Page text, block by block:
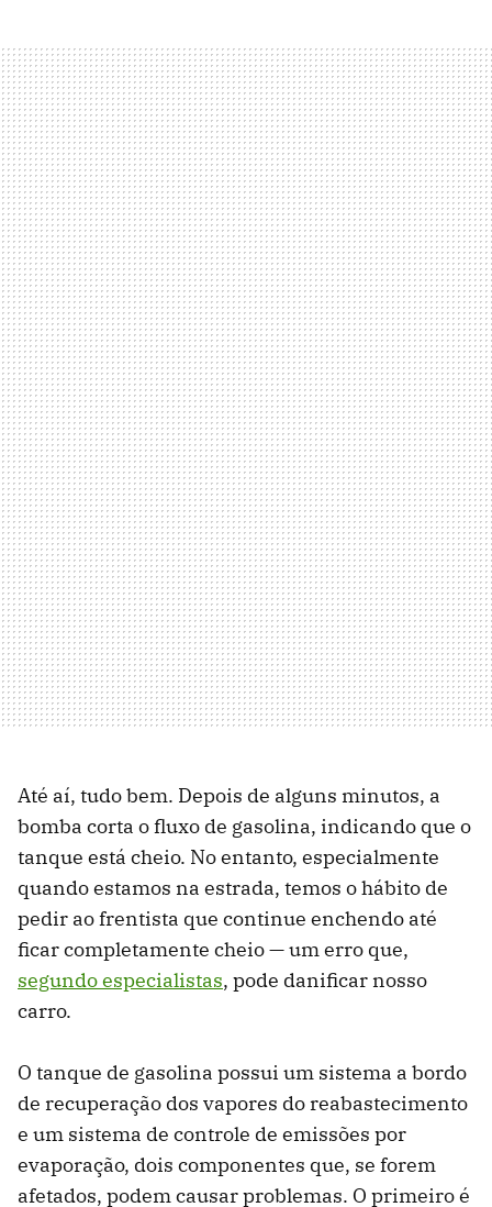
Até aí, tudo bem. Depois de alguns minutos, a
bomba corta o fluxo de gasolina, indicando que o
tanque está cheio. No entanto, especialmente
quando estamos na estrada, temos o hábito de
pedir ao frentista que continue enchendo até
ficar completamente cheio — um erro que,
segundo especialistas, pode danificar nosso
carro.
O tanque de gasolina possui um sistema a bordo
de recuperação dos vapores do reabastecimento
e um sistema de controle de emissões por
evaporação, dois componentes que, se forem
afetados, podem causar problemas. O primeiro é